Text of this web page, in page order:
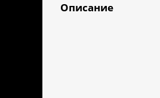
Описание